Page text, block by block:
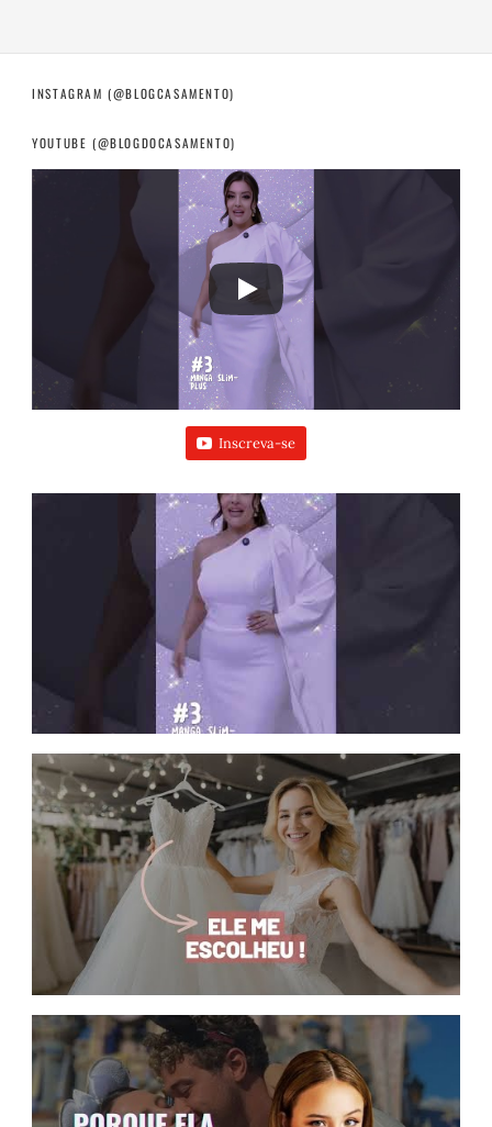
INSTAGRAM (@BLOGCASAMENTO)
YOUTUBE (@BLOGDOCASAMENTO)
Inscreva-se